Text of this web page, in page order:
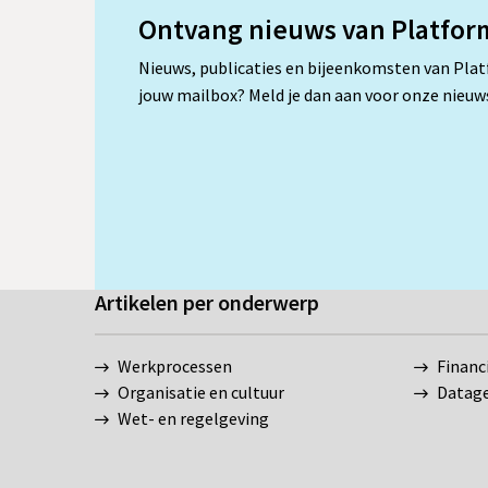
Ontvang nieuws van
Nieuws, publicaties en bijeenkomsten van
jouw mailbox? Meld je dan aan voor onze
Artikelen per onderwerp
Werkprocessen
Organisatie en cultuur
Wet- en regelgeving